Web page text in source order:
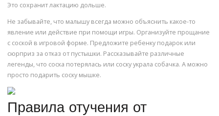
Это сохранит лактацию дольше.
Не забывайте, что малышу всегда можно объяснить какое-то
явление или действие при помощи игры. Организуйте прощание
с соской в игровой форме. Предложите ребенку подарок или
сюрприз за отказ от пустышки. Рассказывайте различные
легенды, что соска потерялась или соску украла собачка. А можно
просто подарить соску мышке.
Правила отучения от